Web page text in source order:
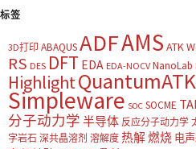
标签
3D打印 ABAQUSADFAMS ATK
RS DES DFT EDA EDA-NOCV NanoLab
HighlightQuantumATK
Simpleware SOC SOCME
分子动力学 半导体 反应分子动力学
字岩石 深共晶溶剂 溶解度 热解燃烧 电